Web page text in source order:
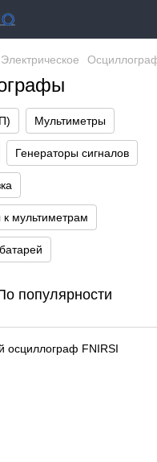
Электрическое
Мультиметры
Генераторы сигналов
мультиметрам
популярности